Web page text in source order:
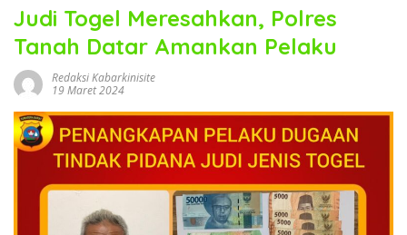
Judi Togel Meresahkan, Polres
Tanah Datar Amankan Pelaku
Redaksi Kabarkinisite
19 Maret 2024